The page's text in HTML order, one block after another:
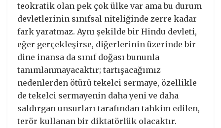
teokratik olan pek çok ülke var ama bu durum
devletlerinin sınıfsal niteliğinde zerre kadar
fark yaratmaz. Aynı şekilde bir Hindu devleti,
eğer gerçekleşirse, diğerlerinin üzerinde bir
dine inansa da sınıf doğası bununla
tanımlanmayacaktır; tartışacağımız
nedenlerden ötürü tekelci sermaye, özellikle
de tekelci sermayenin daha yeni ve daha
saldırgan unsurları tarafından tahkim edilen,
terör kullanan bir diktatörlük olacaktır.